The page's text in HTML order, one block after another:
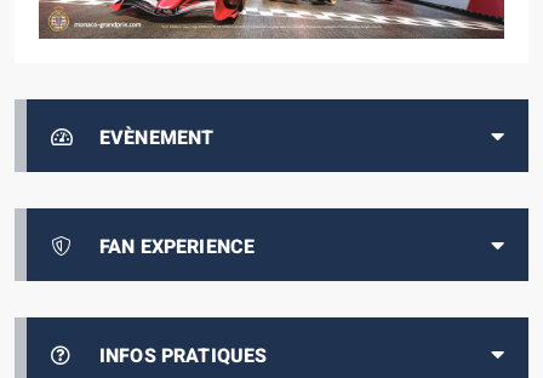
EVÈNEMENT
FAN EXPERIENCE
INFOS PRATIQUES